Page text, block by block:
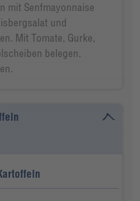
mit Senfmayonnaise
und
Mit Tomate, Gurke,
belegen.